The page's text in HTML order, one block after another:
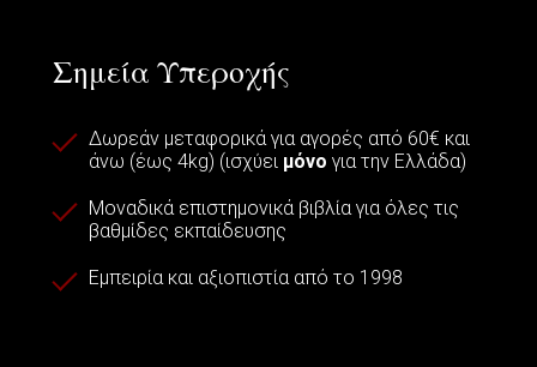
Σημεία Υπεροχής
Δωρεάν μεταφορικά για αγορές από 60€ και
άνω (έως 4kg) (ισχύει μόνο για την Ελλάδα)
Μοναδικά επιστημονικά βιβλία για όλες τις
βαθμίδες εκπαίδευσης
Εμπειρία και αξιοπιστία από το 1998